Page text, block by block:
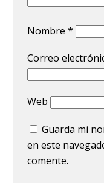
Nombre*
Correo
Web
Guarda mi
en este
comente.